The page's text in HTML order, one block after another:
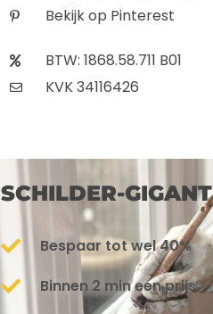
Bekijk op Pinterest
BTW: 1868.58.711 B01
KVK 34116426
SCHILDER-GIGANT
Bespaar tot wel 40%
Binnen 2 min een prijs